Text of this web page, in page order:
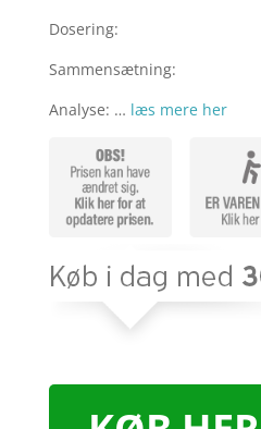
Dosering:
Sammensætning:
Analyse: … læs mere her